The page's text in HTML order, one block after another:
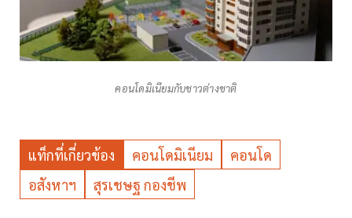
คอนโดมิเนียมกับชาวต่างชาติ
แท็กที่เกี่ยวข้อง คอนโดมิเนียม
คอนโด
อสังหาฯ
สุรเชษฐ กองชีพ